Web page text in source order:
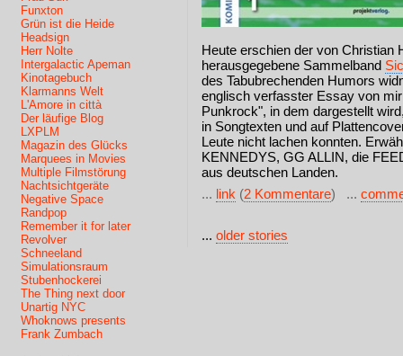
Funxton
Grün ist die Heide
Headsign
Herr Nolte
Intergalactic Apeman
Kinotagebuch
Klarmanns Welt
L'Amore in città
Der läufige Blog
LXPLM
Magazin des Glücks
Marquees in Movies
Multiple Filmstörung
Nachtsichtgeräte
Negative Space
Randpop
Remember it for later
Revolver
Schneeland
Simulationsraum
Stubenhockerei
The Thing next door
Unartig NYC
Whoknows presents
Frank Zumbach
Heute erschien der von Christian
herausgegebene Sammelband
des Tabubrechenden Humors
englisch verfasster Essay von
Punkrock", in dem dargestellt
in Songtexten und auf
Leute nicht lachen konnten.
KENNEDYS, GG ALLIN, die
aus deutschen Landen.
... link (2 Kommentare) ...
... older stories